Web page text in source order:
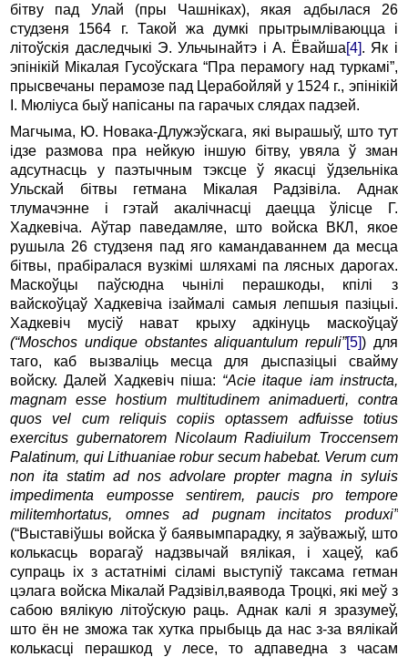
бітву пад Улай (пры Чашніках), якая адбылася 26
студзеня 1564 г. Такой жа думкі прытрымліваюцца і
літоўскія даследчыкі Э. Ульчынайтэ і А. Ёвайша[4]. Як і
эпінікій Мікалая Гусоўскага “Пра перамогу над туркамі”,
прысвечаны перамозе пад Церабойляй у 1524 г., эпінікій
І. Мюліуса быў напісаны па гарачых слядах падзей.
Магчыма, Ю. Новака-Длужэўскага, які вырашыў, што тут
ідзе размова пра нейкую іншую бітву, увяла ў зман
адсутнасць у паэтычным тэксце ў якасці ўдзельніка
Ульскай бітвы гетмана Мікалая Радзівіла. Аднак
тлумачэнне і гэтай акалічнасці даецца ўлісце Г.
Хадкевіча. Аўтар паведамляе, што войска ВКЛ, якое
рушыла 26 студзеня пад яго камандаваннем да месца
бітвы, прабіралася вузкімі шляхамі па лясных дарогах.
Маскоўцы паўсюдна чынілі перашкоды, кпілі з
вайскоўцаў Хадкевіча ізаймалі самыя лепшыя пазіцыі.
Хадкевіч мусіў нават крыху адкінуць маскоўцаў
(“Moschos undique obstantes aliquantulum repuli”[5]) для
таго, каб вызваліць месца для дыспазіцыі свайму
войску. Далей Хадкевіч піша: “Acie itaque iam instructa,
magnam
esse hostium multitudinem animaduerti, contra
quos
vel cum reliquis copiis optassem adfuisse
totius
exercitus gubernatorem Nicolaum Radiuilum Troccensem
Palatinum, qui Lithuaniae robur secum habebat. Verum cum
non ita statim ad nos advolare propter magna in syluis
impedimenta
eumposse sentirem,paucis pro
tempore
militemhortatus, omnes ad pugnam incitatos produxi”
(“Выставіўшы войска ў баявымпарадку, я заўважыў, што
колькасць ворагаў надзвычай вялікая, і хацеў, каб
супраць іх з астатнімі сіламі выступіў таксама гетман
цэлага войска Мікалай Радзівіл,ваявода Троцкі, які меў з
сабою вялікую літоўскую раць. Аднак калі я зразумеў,
што ён не зможа так хутка прыбыць да нас з-за вялікай
колькасці перашкод у лесе, то адпаведна з часам